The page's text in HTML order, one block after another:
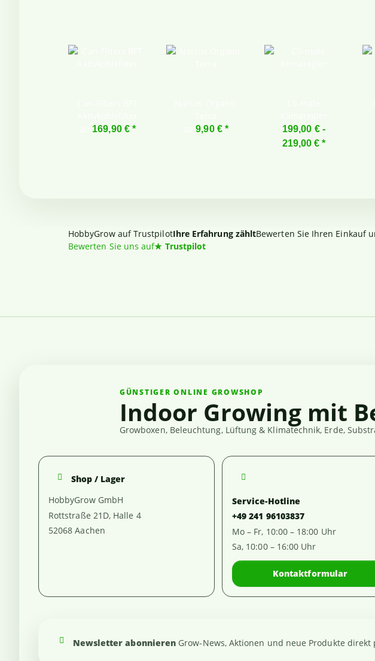
169,90 € *
ab9,90 € *
199,00 € -
219,00 €*
HobbyGrow auf TrustpilotIhre Erfahrung zähltBewerten Sie Ihren Einkauf
Bewerten Sie uns auf★ Trustpilot
GÜNSTIGER ONLINE GROWSHOP
Indoor Growing mit
Growboxen, Beleuchtung, Lüftung & Klimatechnik, Erde,
Shop / Lager
HobbyGrow GmbH
Rottstraße 21D, Halle 4
52068 Aachen
Service-Hotline
+49 241 96103837
Mo – Fr, 10:00 – 18:00 Uhr
Sa, 10:00 – 16:00 Uhr
Kontaktformular
Newsletter abonnieren Grow-News, Aktionen und neue Produkte